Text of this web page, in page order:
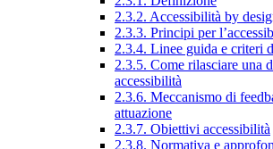
2.3.2. Accessibilità by
2.3.3. Principi per
2.3.4. Linee guida e criteri
2.3.5. Come rilasciare una
accessibilità
2.3.6. Meccanismo di
attuazione
2.3.7. Obiettivi accessibilità
2.3.8. Normativa e